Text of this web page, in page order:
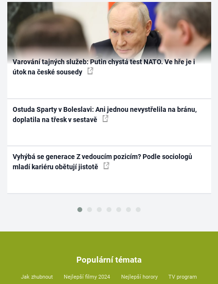
Varování tajných služeb: Putin chystá test NATO. Ve hře je i
útok na české sousedy
Ostuda Sparty v Boleslavi: Ani jednou nevystřelila na bránu,
doplatila na třesk v sestavě
Vyhýbá se generace Z vedoucím pozicím? Podle sociologů
mladí kariéru obětují jistotě
Populární témata
Jak zhubnout Nejlepší filmy 2024 Nejlepší horory TV program